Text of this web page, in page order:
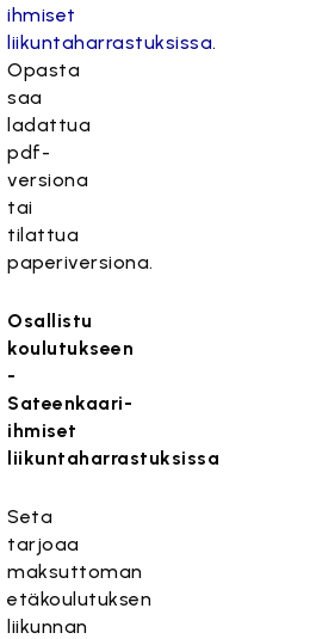
ihmiset
liikuntaharrastuksissa.
Opasta
saa
ladattua
pdf-
versiona
tai
tilattua
paperiversiona.
Osallistu
koulutukseen
-
Sateenkaari-
ihmiset
liikuntaharrastuksissa
Seta
tarjoaa
maksuttoman
etäkoulutuksen
liikunnan